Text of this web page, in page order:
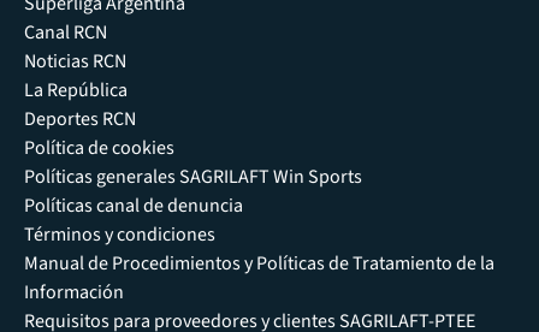
Canal RCN
Noticias RCN
La República
Deportes RCN
Política de cookies
Políticas generales SAGRILAFT Win Sports
Políticas canal de denuncia
Términos y condiciones
Manual de Procedimientos y Políticas de Tratamiento de la
Información
Requisitos para proveedores y clientes SAGRILAFT-PTEE